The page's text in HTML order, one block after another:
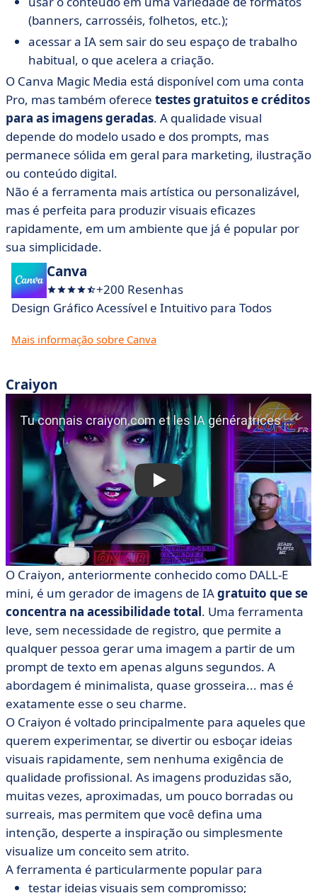
(banners, carrosséis, folhetos, etc.);
acessar a IA sem sair do seu espaço de trabalho
habitual, o que acelera a criação.
O Canva Magic Media está disponível com uma conta
Pro, mas também oferece testes gratuitos e créditos
para as imagens geradas. A qualidade visual
depende do modelo usado e dos prompts, mas
permanece sólida em geral para marketing, ilustração
ou conteúdo digital.
Não é a ferramenta mais artística ou personalizável,
mas é perfeita para produzir visuais eficazes
rapidamente, em um ambiente que já é popular por
sua simplicidade.
Canva
+200 Resenhas
Design Gráfico Acessível e Intuitivo para Todos
Mais informação sobre Canva
Craiyon
O Craiyon, anteriormente conhecido como DALL-E
mini, é um gerador de imagens de IAgratuito que se
concentra na acessibilidade total. Uma ferramenta
leve, sem necessidade de registro, que permite a
qualquer pessoa gerar uma imagem a partir de um
prompt de texto em apenas alguns segundos. A
abordagem é minimalista, quase grosseira... mas é
exatamente esse o seu charme.
O Craiyon é voltado principalmente para aqueles que
querem experimentar, se divertir ou esboçar ideias
visuais rapidamente, sem nenhuma exigência de
qualidade profissional. As imagens produzidas são,
muitas vezes, aproximadas, um pouco borradas ou
surreais, mas permitem que você defina uma
intenção, desperte a inspiração ou simplesmente
visualize um conceito sem atrito.
A ferramenta é particularmente popular para
testar ideias visuais sem compromisso;